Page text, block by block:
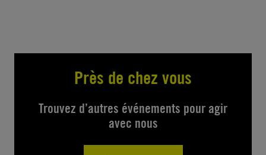
Près de chez vous
Trouvez d’autres événements pour agir
avec nous